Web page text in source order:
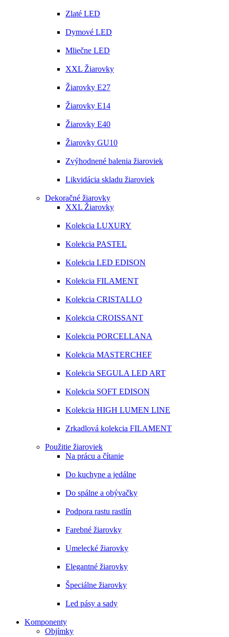
Zlaté LED
Dymové LED
Mliečne LED
XXL Žiarovky
Žiarovky E27
Žiarovky E14
Žiarovky E40
Žiarovky GU10
Zvýhodnené balenia žiaroviek
Likvidácia skladu žiaroviek
Dekoračné žiarovky
XXL Žiarovky
Kolekcia LUXURY
Kolekcia PASTEL
Kolekcia LED EDISON
Kolekcia FILAMENT
Kolekcia CRISTALLO
Kolekcia CROISSANT
Kolekcia PORCELLANA
Kolekcia MASTERCHEF
Kolekcia SEGULA LED ART
Kolekcia SOFT EDISON
Kolekcia HIGH LUMEN LINE
Zrkadlová kolekcia FILAMENT
Použitie žiaroviek
Na prácu a čítanie
Do kuchyne a jedálne
Do spálne a obývačky
Podpora rastu rastlín
Farebné žiarovky
Umelecké žiarovky
Elegantné žiarovky
Špeciálne žiarovky
Led pásy a sady
Komponenty
Objímky